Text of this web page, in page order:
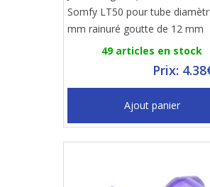
Somfy LT50 pour tube
mm rainuré goutte de 12 mm
49 articles en stock
Prix:
Ajout panier